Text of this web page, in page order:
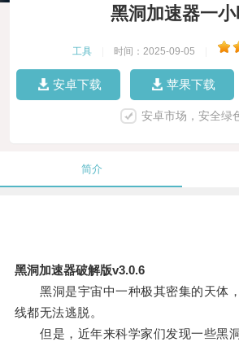
黑洞加速器一
工具 时间：2025-09-05
安卓下载 苹果下载
安卓市场，安全绿
简介
黑洞加速器破解版v3.0.6
黑洞是宇宙中一种极其密集的天体
线都无法逃脱。
但是，近年来科学家们发现一些黑